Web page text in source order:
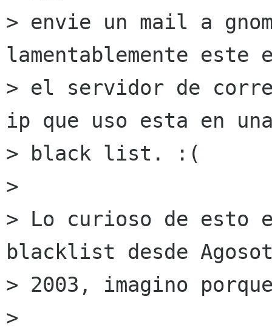
> envie un mail a
lamentablemente este
> el servidor de
ip que uso esta en
> black list. :(
>
> Lo curioso de esto
blacklist desde
> 2003, imagino
>